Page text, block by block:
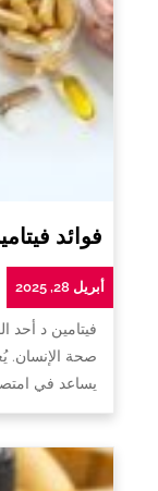
فوائد
أبريل 28, 2025
فيتامين د أحد
صحة الإنسان.
يساعد في